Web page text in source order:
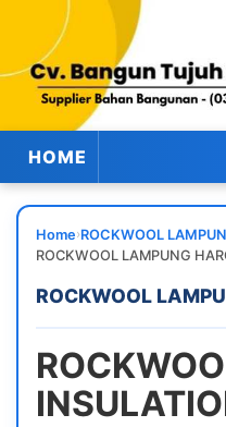
HOME
Home›ROCKWOOL
ROCKWOOL LAMPUNG
ROCKWOOL